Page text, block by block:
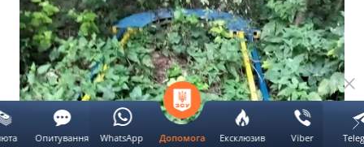
Допомога Ексклюзив Viber
Опитування WhatsApp